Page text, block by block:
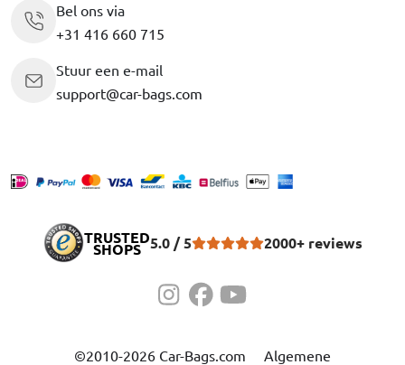
Bel ons via
+31 416 660 715
Stuur een e-mail
support@car-bags.com
TRUSTED
SHOPS 5.0 / 5 2000+ reviews
©2010-2026 Car-Bags.com Algemene